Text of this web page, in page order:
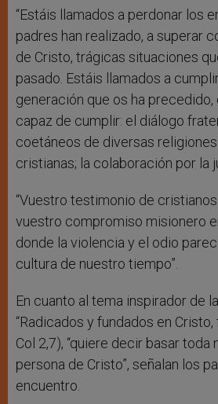
“Estáis llamados a perdonar los
padres han realizado, a superar
de Cristo, trágicas situaciones
pasado. Estáis llamados a
generación que os ha precedido,
capaz de cumplir: el diálogo
coetáneos de diversas
cristianas; la colaboración por la
“Vuestro testimonio de
vuestro compromiso misionero
donde la violencia y el odio
cultura de nuestro tiempo”.
En cuanto al tema inspirador de
“Radicados y fundados en
Col 2,7), “quiere decir basar toda
persona de Cristo”, señalan los
encuentro.